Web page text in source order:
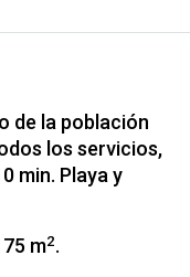
de la población
los servicios,
min. Playa y
m2.